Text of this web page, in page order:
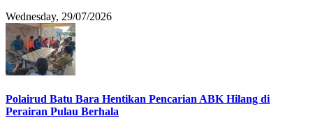
Wednesday, 29/07/2026
Polairud Batu Bara Hentikan Pencarian ABK Hilang di
Perairan Pulau Berhala